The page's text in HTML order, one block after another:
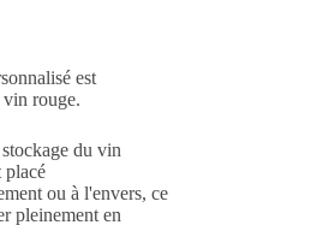
est
rouge.
du vin
placé
ou à l'envers, ce
pleinement en